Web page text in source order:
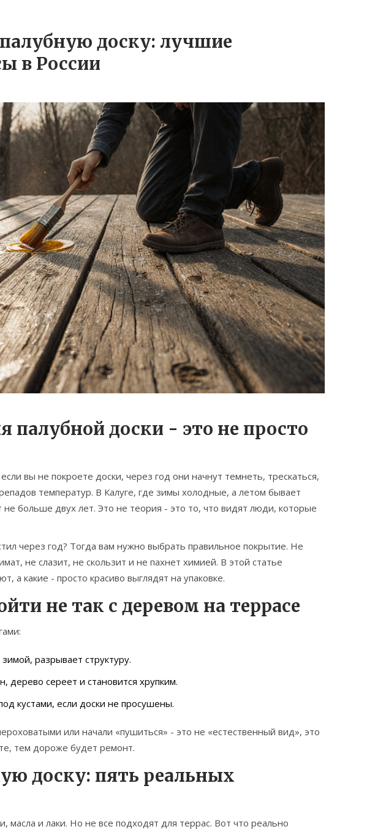
доску: лучшие
в России
палубной доски - это не просто
вы не покроете доски, через год они начнут темнеть, трескаться,
температур. В Калуге, где зимы холодные, а летом бывает
больше двух лет. Это не теория - это то, что видят люди, которые
через год? Тогда вам нужно выбрать правильное покрытие. Не
не слазит, не скользит и не пахнет химией. В этой статье
а какие - просто красиво выглядят на упаковке.
не так с деревом на террасе
разрывает структуру.
дерево сереет и становится хрупким.
кустами, если доски не просушены.
или начали «пушиться» - это не «естественный вид», это
тем дороже будет ремонт.
доску: пять реальных
масла и лаки. Но не все подходят для террас. Вот что реально